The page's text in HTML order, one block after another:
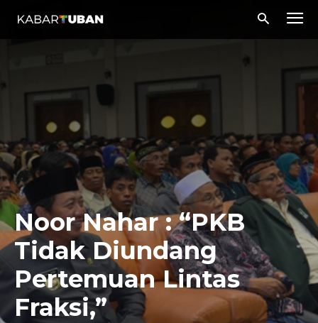
Noor Nahar : “PKB
Tidak Diundang
Pertemuan Lintas
Fraksi,”